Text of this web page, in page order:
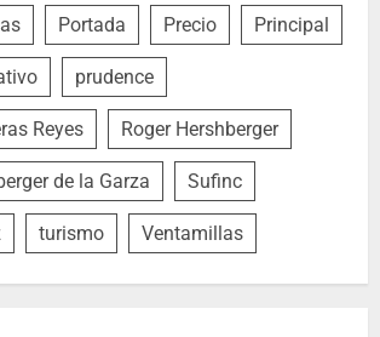
Portada Precio Principal
prudence
Reyes Roger Hershberger
de la Garza Sufinc
turismo Ventamillas